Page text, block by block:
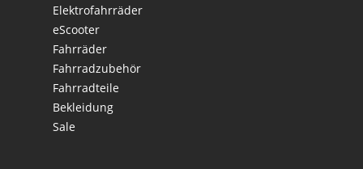
Elektrofahrräder
eScooter
Fahrräder
Fahrradzubehör
Fahrradteile
Bekleidung
Sale